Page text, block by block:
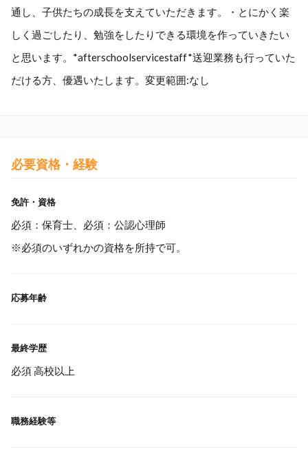
通し、子供たちの成長を支えていただきます。・とにかく楽
しく過ごしたり、勉強をしたりできる環境を作っていきたい
と思います。*afterschoolservicestaff*送迎業務も行っていた
だける方、優遇いたします。変更範囲:なし
必要資格・経験
免許・資格
必須：保育士、必須：公認心理師
※必須のいずれかの資格を所持で可。
応募年齢
最終学歴
必須 高校以上
職務経験等